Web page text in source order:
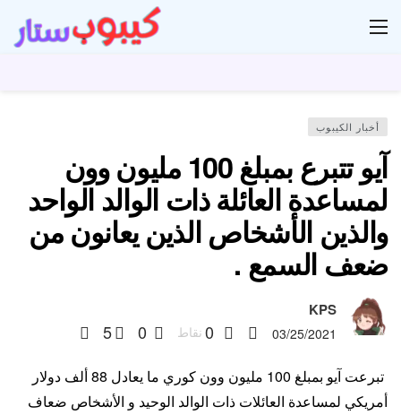
أخبار الكيبوب
آيو تتبرع بمبلغ 100 مليون وون
لمساعدة العائلة ذات الوالد الواحد
والذين الأشخاص الذين يعانون من
ضعف السمع .
KPS
03/25/2021
0 نقاط 0
5
تبرعت آيو بمبلغ 100 مليون وون كوري ما يعادل 88 ألف دولار
أمريكي لمساعدة العائلات ذات الوالد الوحيد و الأشخاص ضعاف